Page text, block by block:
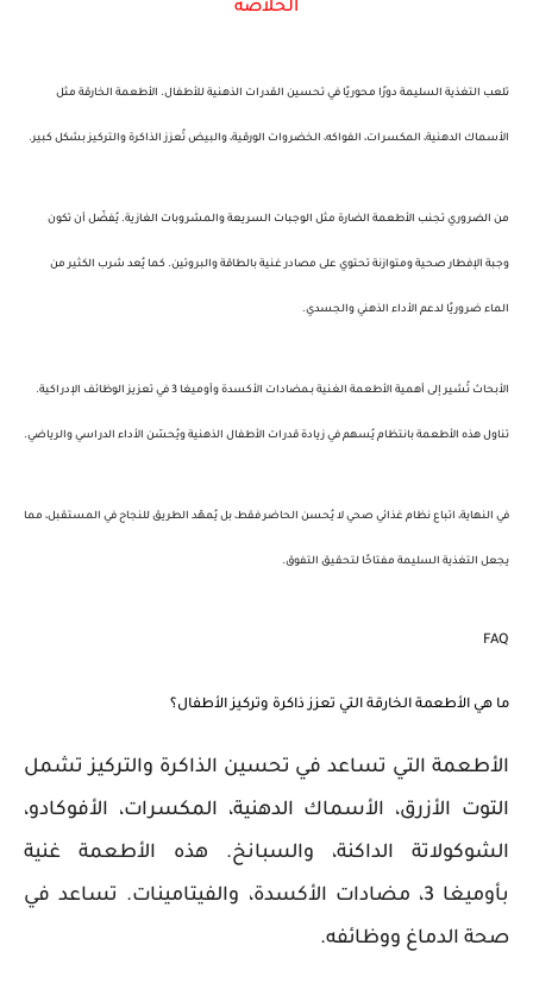
الخلاصة
تلعب التغذية السليمة دورًا محوريًا في تحسين القدرات الذهنية للأطفال. الأطعمة الخارقة مثل
الأسماك الدهنية، المكسرات، الفواكه، الخضروات الورقية، والبيض تُعزز الذاكرة والتركيز بشكل كبير.
من الضروري تجنب الأطعمة الضارة مثل الوجبات السريعة والمشروبات الغازية. يُفضّل أن تكون
وجبة الإفطار صحية ومتوازنة تحتوي على مصادر غنية بالطاقة والبروتين. كما يُعد شرب الكثير من
الماء ضروريًا لدعم الأداء الذهني والجسدي.
الأبحاث تُشير إلى أهمية الأطعمة الغنية بـمضادات الأكسدة وأوميغا 3 في تعزيز الوظائف الإدراكية.
تناول هذه الأطعمة بانتظام يُسهم في زيادة قدرات الأطفال الذهنية ويُحسّن الأداء الدراسي والرياضي.
في النهاية، اتباع نظام غذائي صحي لا يُحسن الحاضر فقط، بل يُمهّد الطريق للنجاح في المستقبل، مما
يجعل التغذية السليمة مفتاحًا لتحقيق التفوق.
FAQ
ما هي الأطعمة الخارقة التي تعزز ذاكرة وتركيز الأطفال؟
الأطعمة التي تساعد في تحسين الذاكرة والتركيز تشمل
التوت الأزرق، الأسماك الدهنية، المكسرات، الأفوكادو،
الشوكولاتة الداكنة، والسبانخ. هذه الأطعمة غنية
بأوميغا 3، مضادات الأكسدة، والفيتامينات. تساعد في
صحة الدماغ ووظائفه.